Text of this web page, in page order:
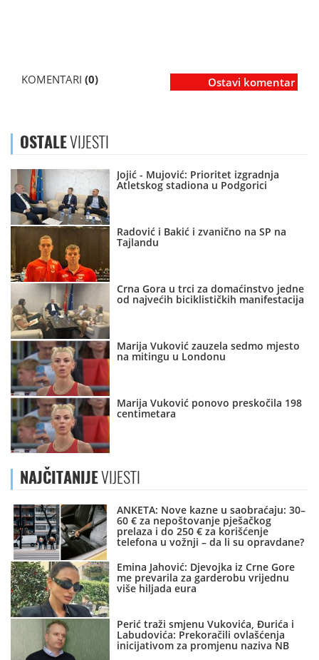
KOMENTARI (0) Ostavi komentar
OSTALEVIJESTI
Jojić - Mujović: Prioritet izgradnja
Atletskog stadiona u Podgorici
Radović i Bakić i zvanično na SP na
Tajlandu
Crna Gora u trci za domaćinstvo jedne
od najvećih biciklističkih manifestacija
Marija Vuković zauzela sedmo mjesto
na mitingu u Londonu
Marija Vuković ponovo preskočila 198
centimetara
NAJČITANIJEVIJESTI
ANKETA: Nove kazne u saobraćaju: 30–
60 € za nepoštovanje pješačkog
prelaza i do 250 € za korišćenje
telefona u vožnji – da li su opravdane?
Emina Jahović: Djevojka iz Crne Gore
me prevarila za garderobu vrijednu
više hiljada eura
Perić traži smjenu Vukovića, Đurića i
Labudovića: Prekoračili ovlašćenja
inicijativom za promjenu naziva NB